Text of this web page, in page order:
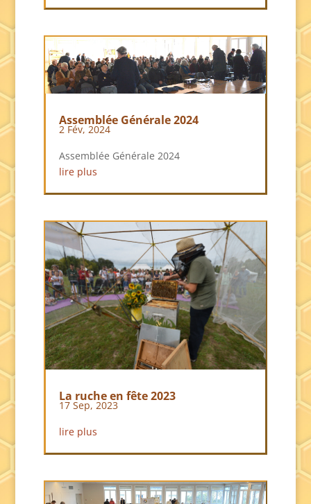
Assemblée Générale 2024
2 Fév, 2024
Assemblée Générale 2024
lire plus
La ruche en fête 2023
17 Sep, 2023
lire plus